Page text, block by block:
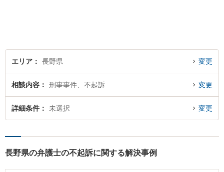
エリア 長野県 変更
相談内容 刑事事件、不起訴 変更
詳細条件 未選択 変更
長野県の弁護士の不起訴に関する解決事例